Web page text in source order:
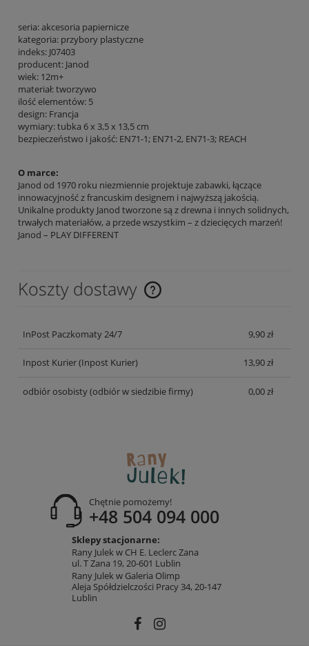
seria: akcesoria papiernicze
kategoria: przybory plastyczne
indeks: J07403
producent: Janod
wiek: 12m+
materiał: tworzywo
ilość elementów: 5
design: Francja
wymiary: tubka 6 x 3,5 x 13,5 cm
bezpieczeństwo i jakość: EN71-1; EN71-2, EN71-3; REACH
O marce:
Janod od 1970 roku niezmiennie projektuje zabawki, łączące
innowacyjność z francuskim designem i najwyższą jakością.
Unikalne produkty Janod tworzone są z drewna i innych solidnych,
trwałych materiałów, a przede wszystkim – z dziecięcych marzeń!
Janod – PLAY DIFFERENT
Koszty dostawy
Cena nie zawiera ewentualnych kosztów płatności
InPost Paczkomaty 24/7 9,90 zł
Inpost Kurier(Inpost Kurier) 13,90 zł
odbiór osobisty(odbiór w siedzibie firmy) 0,00 zł
Chętnie pomożemy!
+48 504 094 000
Sklepy stacjonarne:
Rany Julek w CH E. Leclerc Zana
ul. T Zana 19, 20-601 Lublin
Rany Julek w Galeria Olimp
Aleja Spółdzielczości Pracy 34, 20-147
Lublin